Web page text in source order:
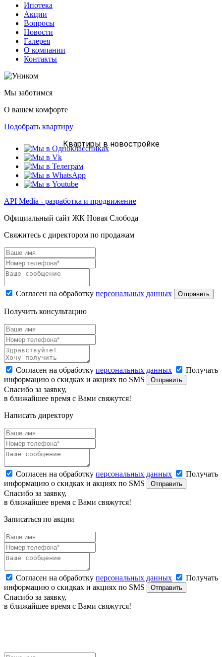
Ипотека
Акции
Вопросы
Новости
Галерея
О компании
Контакты
Мы заботимся
О вашем комфорте
Подобрать квартиру
Квартиры в новостройке
API Media - разработка и продвижение
Официальный сайт ЖК Новая Слобода
Свяжитесь с директором по продажам
Согласен на обработку персональных данных Отправить
Получить консультацию
Согласен на обработку персональных данных
Получать
информацию о скидках и акциях по SMS
Отправить
Спасибо за заявку,
в ближайшее время с Вами свяжутся!
Написать директору
Согласен на обработку персональных данных
Получать
информацию о скидках и акциях по SMS
Отправить
Спасибо за заявку,
в ближайшее время с Вами свяжутся!
Записаться по акции
Согласен на обработку персональных данных
Получать
информацию о скидках и акциях по SMS
Отправить
Спасибо за заявку,
в ближайшее время с Вами свяжутся!